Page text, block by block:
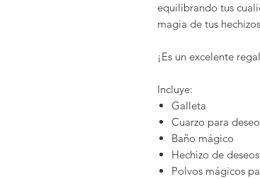
equilibrando tus
magia de tus
¡Es un excelente
Incluye:
Galleta
Cuarzo para
Baño mágico
Hechizo de
Polvos mágicos